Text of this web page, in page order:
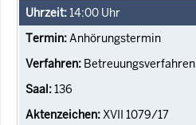
14:00 Uhr
Anhörungstermin
Betreuungsverfahren
136
XVII 1079/17